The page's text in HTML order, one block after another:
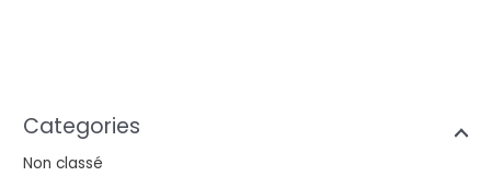
Categories
Non classé